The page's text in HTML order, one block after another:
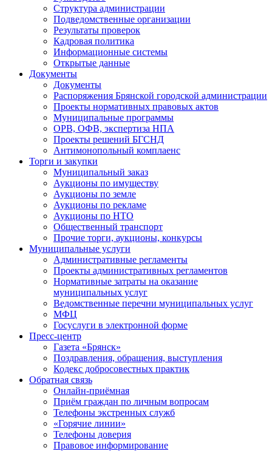
Структура администрации
Подведомственные организации
Результаты проверок
Кадровая политика
Информационные системы
Открытые данные
Документы
Документы
Распоряжения Брянской городской администрации
Проекты нормативных правовых актов
Муниципальные программы
ОРВ, ОФВ, экспертиза НПА
Проекты решений БГСНД
Антимонопольный комплаенс
Торги и закупки
Муниципальный заказ
Аукционы по имуществу
Аукционы по земле
Аукционы по рекламе
Аукционы по НТО
Общественный транспорт
Прочие торги, аукционы, конкурсы
Муниципальные услуги
Административные регламенты
Проекты административных регламентов
Нормативные затраты на оказание
муниципальных услуг
Ведомственные перечни муниципальных услуг
МФЦ
Госуслуги в электронной форме
Пресс-центр
Газета «Брянск»
Поздравления, обращения, выступления
Кодекс добросовестных практик
Обратная связь
Онлайн-приёмная
Приём граждан по личным вопросам
Телефоны экстренных служб
«Горячие линии»
Телефоны доверия
Правовое информирование